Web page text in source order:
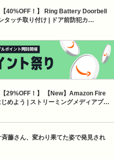
40%OFF！】 Ring Battery Doorbell
タッチ取り付け | ドア前防犯カ…
29%OFF！】 【New】Amazon Fire
めよう | ストリーミングメディアプ…
藤さん、変わり果てた姿で発見され